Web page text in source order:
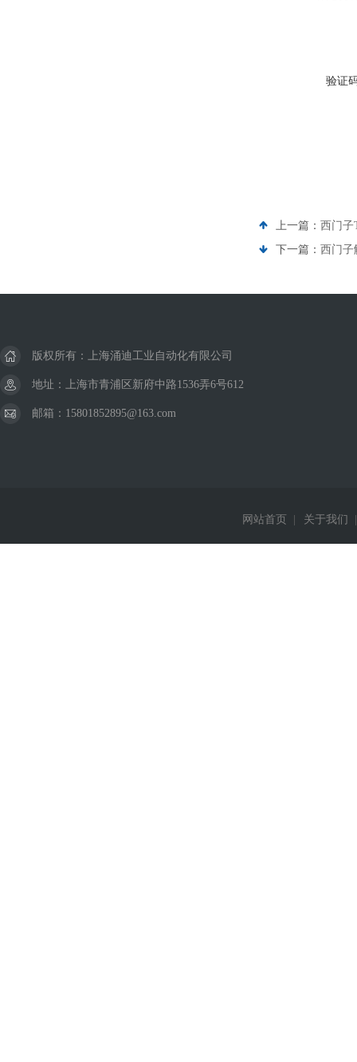
验证
上一篇： 西门子
下一篇： 西门子
版权所有：上海涌迪工业自动化有限公司
地址：上海市青浦区新府中路1536弄6号612
邮箱：15801852895@163.com
网站首页 关于我们